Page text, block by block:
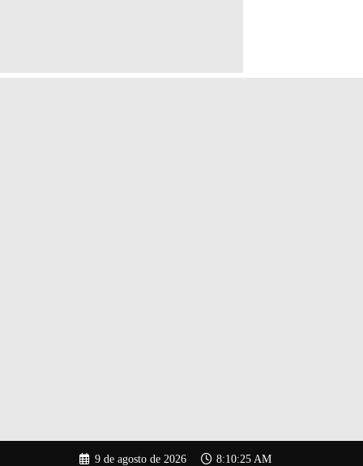
9 de agosto de 2026 8:10:26 AM